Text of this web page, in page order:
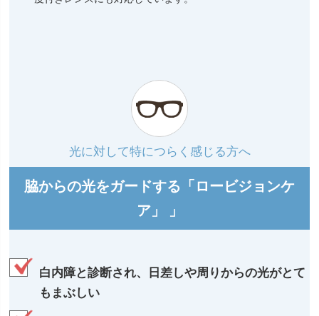
光に対して特につらく感じる方へ
脇からの光をガードする「ロービジョンケ
ア」 」
白内障と診断され、日差しや周りからの光がとて
もまぶしい